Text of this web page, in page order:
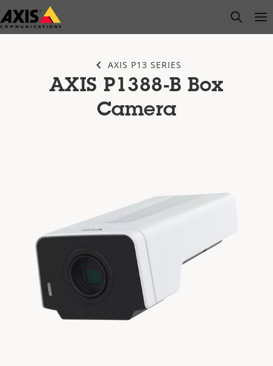
Przejdź
do
open
AXIS P13 SERIES
AXIS P1388-B Box
Camera